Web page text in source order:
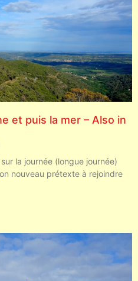
et puis la mer – Also in
la journée (longue journée)
nouveau prétexte à rejoindre